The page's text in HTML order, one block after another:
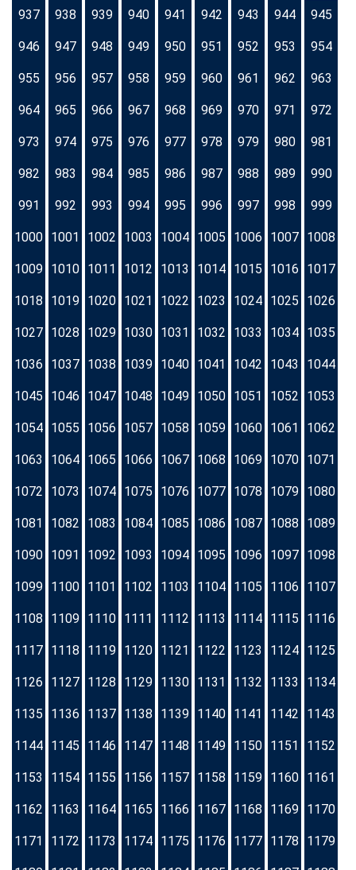
937 938 939 940 941 942 943 944 945
946 947 948 949 950 951 952 953 954
955 956 957 958 959 960 961 962 963
964 965 966 967 968 969 970 971 972
973 974 975 976 977 978 979 980 981
982 983 984 985 986 987 988 989 990
991 992 993 994 995 996 997 998 999
1000 1001 1002 1003 1004 1005 1006 1007 1008
1009 1010 1011 1012 1013 1014 1015 1016 1017
1018 1019 1020 1021 1022 1023 1024 1025 1026
1027 1028 1029 1030 1031 1032 1033 1034 1035
1036 1037 1038 1039 1040 1041 1042 1043 1044
1045 1046 1047 1048 1049 1050 1051 1052 1053
1054 1055 1056 1057 1058 1059 1060 1061 1062
1063 1064 1065 1066 1067 1068 1069 1070 1071
1072 1073 1074 1075 1076 1077 1078 1079 1080
1081 1082 1083 1084 1085 1086 1087 1088 1089
1090 1091 1092 1093 1094 1095 1096 1097 1098
1099 1100 1101 1102 1103 1104 1105 1106 1107
1108 1109 1110 1111 1112 1113 1114 1115 1116
1117 1118 1119 1120 1121 1122 1123 1124 1125
1126 1127 1128 1129 1130 1131 1132 1133 1134
1135 1136 1137 1138 1139 1140 1141 1142 1143
1144 1145 1146 1147 1148 1149 1150 1151 1152
1153 1154 1155 1156 1157 1158 1159 1160 1161
1162 1163 1164 1165 1166 1167 1168 1169 1170
1171 1172 1173 1174 1175 1176 1177 1178 1179